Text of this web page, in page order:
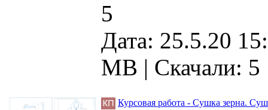
5
Дата: 25.5.20
MB | Скачали: 5
Курсовая работа - Сушка зерна.